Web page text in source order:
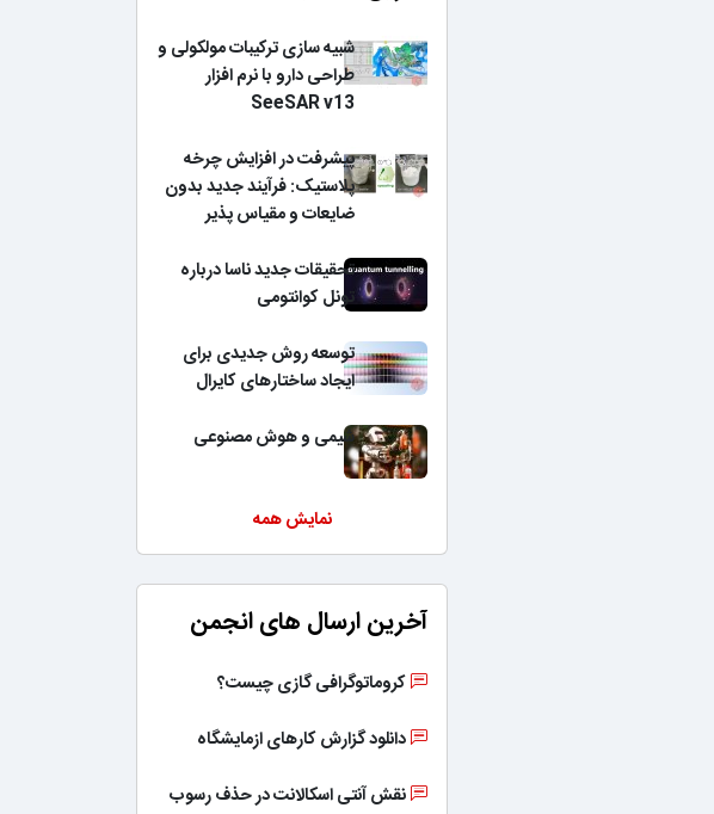
شبیه سازی ترکیبات مولکولی و
طراحی دارو با نرم افزار
SeeSAR v13
پیشرفت در افزایش چرخه
پلاستیک: فرآیند جدید بدون
ضایعات و مقیاس پذیر
تحقیقات جدید ناسا درباره
تونل کوانتومی
توسعه روش جدیدی برای
ایجاد ساختارهای کایرال
شیمی و هوش مصنوعی
نمایش همه
آخرین ارسال های انجمن
کروماتوگرافی گازی چیست؟
دانلود گزارش کارهای ازمایشگاه
نقش آنتی اسکالانت در حذف رسوب